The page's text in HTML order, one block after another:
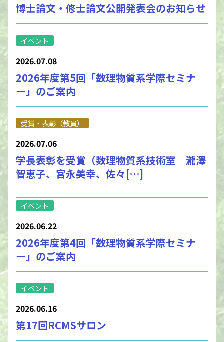
博士論文・修士論文公開発表会のお知らせ
イベント
2026.07.08
2026年度第5回「数理物質系学際セミナ
ー」のご案内
受賞・表彰（教員）
2026.07.06
学長表彰を受賞（数理物質系技術室 瀧澤
智恵子、宮永美幸、佐々[…]
イベント
2026.06.22
2026年度第4回「数理物質系学際セミナ
ー」のご案内
イベント
2026.06.16
第17回RCMSサロン